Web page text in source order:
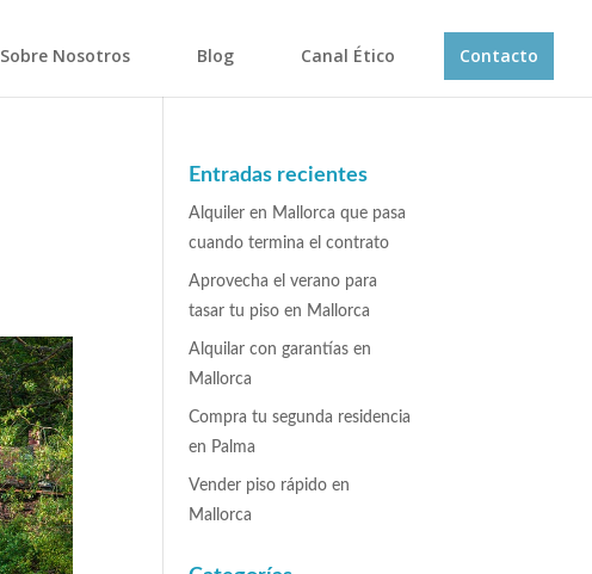
Sobre Nosotros Blog Canal Ético Contacto
Entradas recientes
Alquiler en Mallorca que pasa
cuando termina el contrato
Aprovecha el verano para
tasar tu piso en Mallorca
Alquilar con garantías en
Mallorca
Compra tu segunda residencia
en Palma
Vender piso rápido en
Mallorca